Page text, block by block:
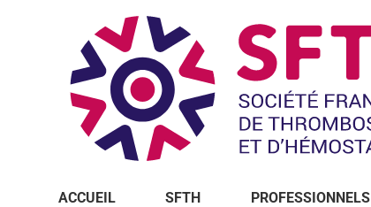
ACCUEIL SFTH PROFESSIONNELS